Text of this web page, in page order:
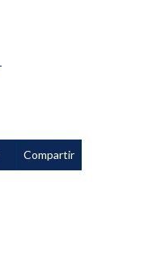
Compartir